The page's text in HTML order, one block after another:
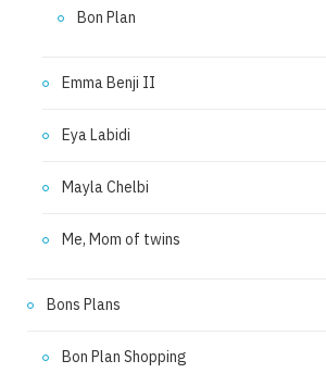
Bon Plan
Emma Benji II
Eya Labidi
Mayla Chelbi
Me, Mom of twins
Bons Plans
Bon Plan Shopping